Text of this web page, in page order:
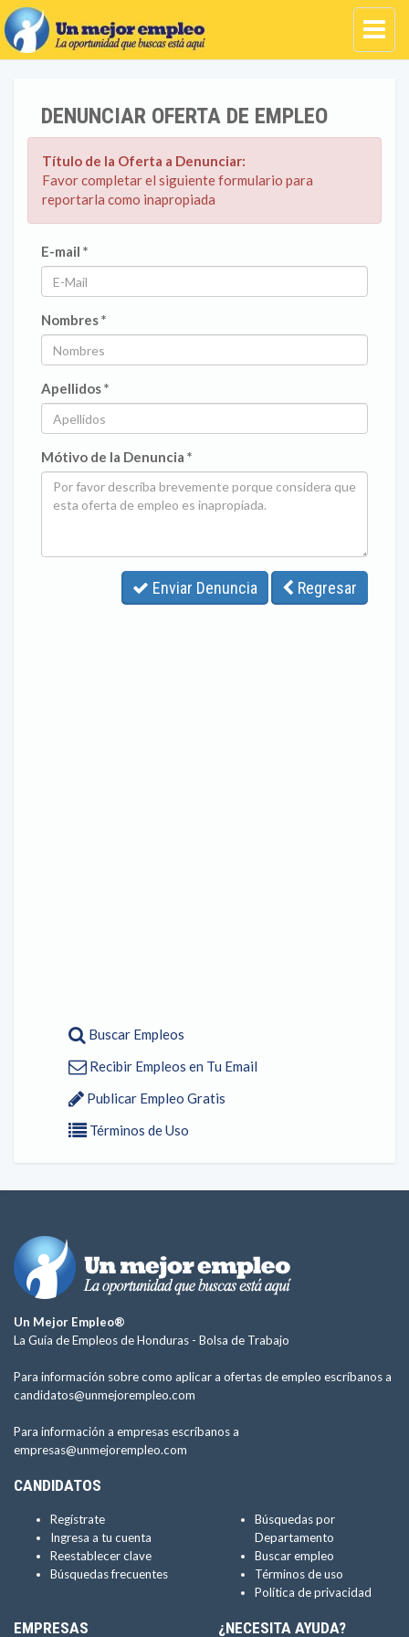
DENUNCIAR OFERTA DE EMPLEO
Título de la Oferta a Denunciar:
Favor completar el siguiente formulario para
reportarla como inapropiada
E-mail *
Nombres *
Apellidos *
Mótivo de la Denuncia *
Enviar Denuncia Regresar
Buscar Empleos
Recibir Empleos en Tu Email
Publicar Empleo Gratis
Términos de Uso
Un Mejor Empleo®
La Guía de Empleos de Honduras - Bolsa de Trabajo
Para información sobre como aplicar a ofertas de empleo escríbanos a
candidatos@unmejorempleo.com
Para información a empresas escríbanos a
empresas@unmejorempleo.com
CANDIDATOS
Regístrate
Ingresa a tu cuenta
Reestablecer clave
Búsquedas frecuentes
Búsquedas por
Departamento
Buscar empleo
Términos de uso
Política de privacidad
EMPRESAS ¿NECESITA AYUDA?